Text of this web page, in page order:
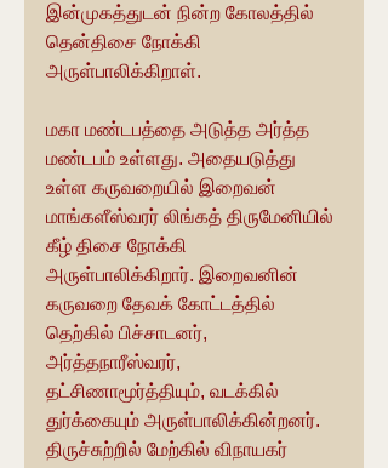
இன்முகத்துடன் நின்ற கோலத்தில்
தென்திசை நோக்கி
அருள்பாலிக்கிறாள்.
மகா மண்டபத்தை அடுத்த அர்த்த
மண்டபம் உள்ளது. அதையடுத்து
உள்ள கருவறையில் இறைவன்
மாங்களீஸ்வரர் லிங்கத் திருமேனியில்
கீழ் திசை நோக்கி
அருள்பாலிக்கிறார். இறைவனின்
கருவறை தேவக் கோட்டத்தில்
தெற்கில் பிச்சாடனர்,
அர்த்தநாரீஸ்வரர்,
தட்சிணாமூர்த்தியும், வடக்கில்
துர்க்கையும் அருள்பாலிக்கின்றனர்.
திருச்சுற்றில் மேற்கில் விநாயகர்